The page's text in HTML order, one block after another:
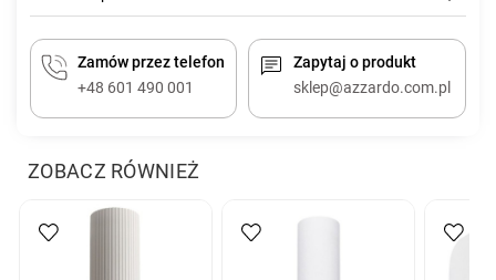
Zamów przez telefon
+48 601 490 001
Zapytaj o produkt
sklep@azzardo.com.pl
ZOBACZ RÓWNIEŻ